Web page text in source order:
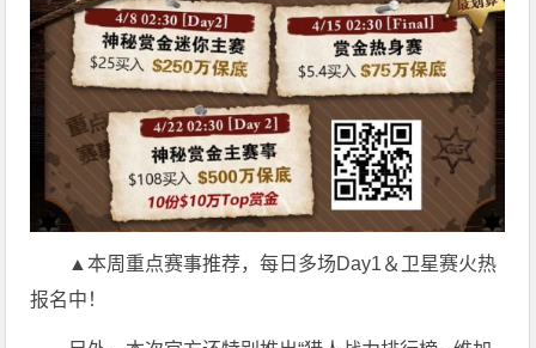
▲本周重点赛事推荐，每日多场Day1＆卫星赛火热
报名中！